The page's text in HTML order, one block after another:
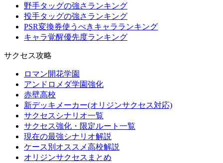
野手タッグの強さランキング
投手タッグの強さランキング
PSR変換券使うべきキャラランキング
キャラ覚醒優先度ランキング
サクセス攻略
ロマン開花学園
アンドロメダ学園強化
赤壁高校
新デッキメーカー(オリジンサクセス対応)
サクセスシナリオ一覧
サクセス強化・限定ルート一覧
現在の最強シナリオ解説
ケース別オススメ高校解説
オリジンサクセスまとめ